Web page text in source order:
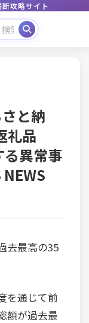
攻略サイト
と納
礼品
異常事
去最高の35
を通じて前
額が過去最